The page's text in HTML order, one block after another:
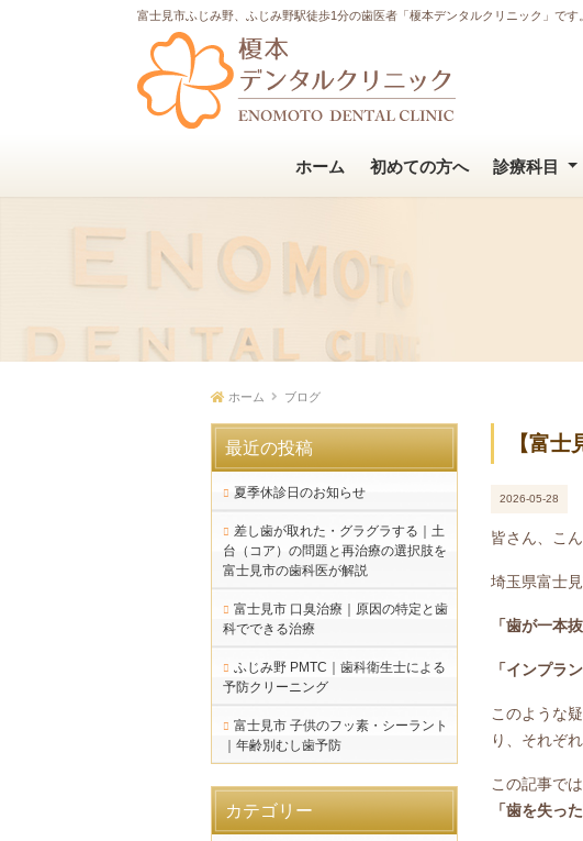
富士見市ふじみ野、ふじみ野駅徒歩1分の歯医者「榎本デンタルクリニック」です
ホーム 初めての方へ 診療科目
ホーム ブログ
最近の投稿
夏季休診日のお知らせ
差し歯が取れた・グラグラする｜土
台（コア）の問題と再治療の選択肢を
富士見市の歯科医が解説
富士見市 口臭治療｜原因の特定と歯
科でできる治療
ふじみ野 PMTC｜歯科衛生士による
予防クリーニング
富士見市 子供のフッ素・シーラント
｜年齢別むし歯予防
カテゴリー
【富
2026-05-28
皆さん、こん
埼玉県富士
「歯が一本
「インプラ
このような
り、それぞ
この記事で
「歯を失っ